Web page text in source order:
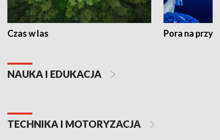
Czas w las Pora na
NAUKA I EDUKACJA
TECHNIKA I MOTORYZACJA